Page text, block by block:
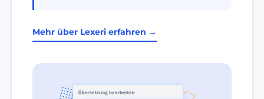
Mehr über Lexeri erfahren →